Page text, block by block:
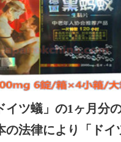
イツ蟻」の1ヶ月分
の法律により「ド